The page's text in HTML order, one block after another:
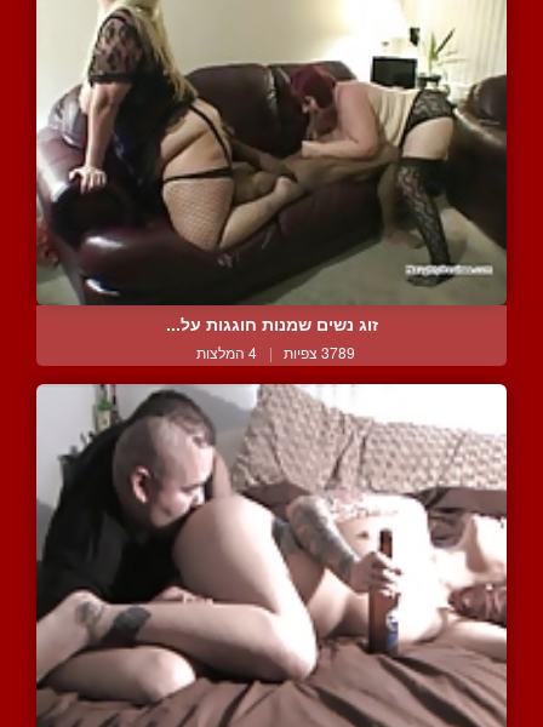
זוג נשים שמנות חוגגות על...
3789 צפיות | 4 המלצות